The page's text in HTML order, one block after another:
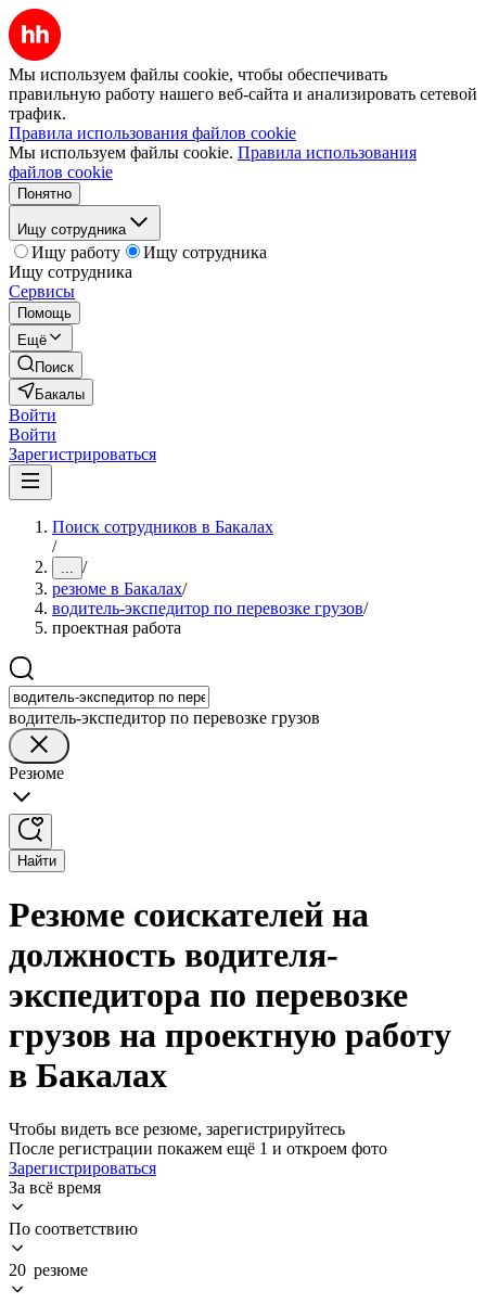
Мы используем файлы cookie, чтобы обеспечивать
правильную работу нашего веб-сайта и анализировать сетевой
трафик.
Правила использования файлов cookie
Мы используем файлы cookie. Правила использования
файлов cookie
Понятно
Ищу сотрудника
Ищу работу
Ищу сотрудника
Ищу сотрудника
Сервисы
Помощь
Ещё
Поиск
Бакалы
Войти
Войти
Зарегистрироваться
Поиск сотрудников в Бакалах
/
... /
резюме в Бакалах/
водитель-экспедитор по перевозке грузов/
проектная работа
водитель-экспедитор по перевозке грузов
Резюме
Найти
Резюме соискателей на
должность водителя-
экспедитора по перевозке
грузов на проектную работу
в Бакалах
Чтобы видеть все резюме, зарегистрируйтесь
После регистрации покажем ещё 1 и откроем фото
Зарегистрироваться
За всё время
По соответствию
20 резюме